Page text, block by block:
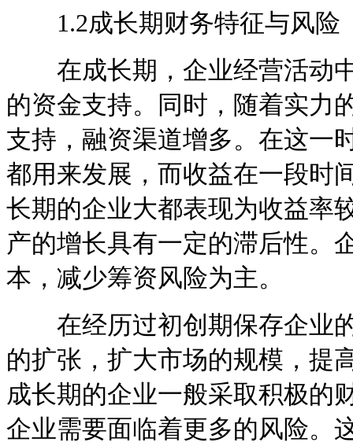
1.2成长期财务特征与风险
在成长期，企业经营活动中
的资金支持。同时，随着实力
支持，融资渠道增多。在这一
都用来发展，而收益在一段时
长期的企业大都表现为收益率
产的增长具有一定的滞后性。
本，减少筹资风险为主。
在经历过初创期保存企业的
的扩张，扩大市场的规模，提
成长期的企业一般采取积极的
企业需要面临着更多的风险。